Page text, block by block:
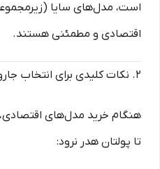
است، مدل‌های سایا
اقتصادی و مطمئنی هستند.
۲. نکات کلیدی برای انتخاب جاروی ارزان اما “باکیفیت”
تا پولتان هدر نرود: